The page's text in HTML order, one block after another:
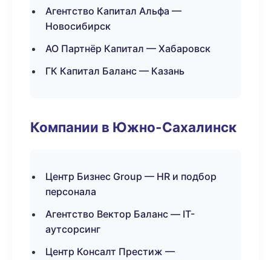
Агентство Капитал Альфа —
Новосибирск
АО Партнёр Капитал — Хабаровск
ГК Капитал Баланс — Казань
Компании в Южно-Сахалинск
Центр Бизнес Group — HR и подбор
персонала
Агентство Вектор Баланс — IT-
аутсорсинг
Центр Консалт Престиж —